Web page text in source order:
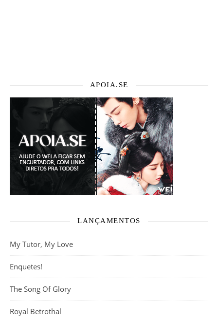
APOIA.SE
LANÇAMENTOS
My Tutor, My Love
Enquetes!
The Song Of Glory
Royal Betrothal